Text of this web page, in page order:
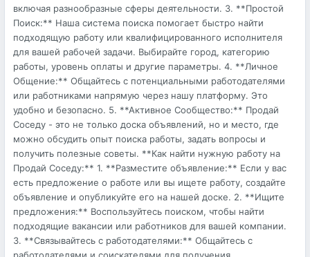
включая разнообразные сферы деятельности. 3. **Простой
Поиск:** Наша система поиска помогает быстро найти
подходящую работу или квалифицированного исполнителя
для вашей рабочей задачи. Выбирайте город, категорию
работы, уровень оплаты и другие параметры. 4. **Личное
Общение:** Общайтесь с потенциальными работодателями
или работниками напрямую через нашу платформу. Это
удобно и безопасно. 5. **Активное Сообщество:** Продай
Соседу - это не только доска объявлений, но и место, где
можно обсудить опыт поиска работы, задать вопросы и
получить полезные советы. **Как найти нужную работу на
Продай Соседу:** 1. **Разместите объявление:** Если у вас
есть предложение о работе или вы ищете работу, создайте
объявление и опубликуйте его на нашей доске. 2. **Ищите
предложения:** Воспользуйтесь поиском, чтобы найти
подходящие вакансии или работников для вашей компании.
3. **Связывайтесь с работодателями:** Общайтесь с